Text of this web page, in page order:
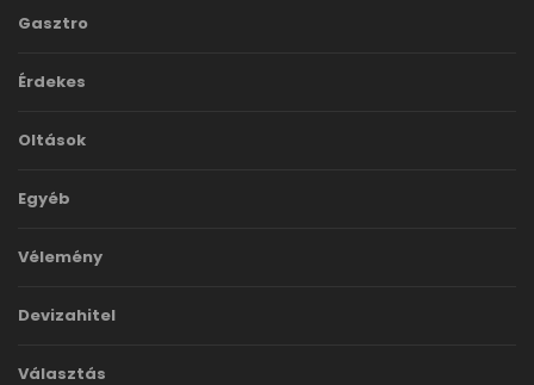
Gasztro
Érdekes
Oltások
Egyéb
Vélemény
Devizahitel
Választás